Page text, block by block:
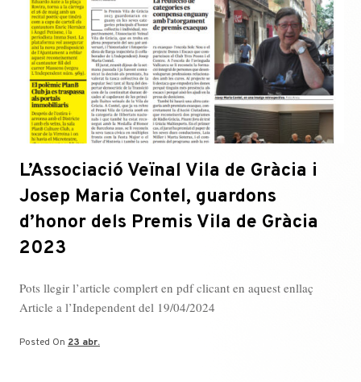
L’Associació Veïnal Vila de Gràcia i
Josep Maria Contel, guardons
d’honor dels Premis Vila de Gràcia
2023
Pots llegir l’article complert en pdf clicant en aquest enllaç
Article a l’Independent del 19/04/2024
Posted On 23 abr.